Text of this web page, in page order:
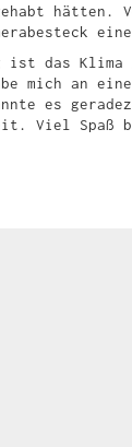
hätten.
ist das
mich an
es
Viel Spaß